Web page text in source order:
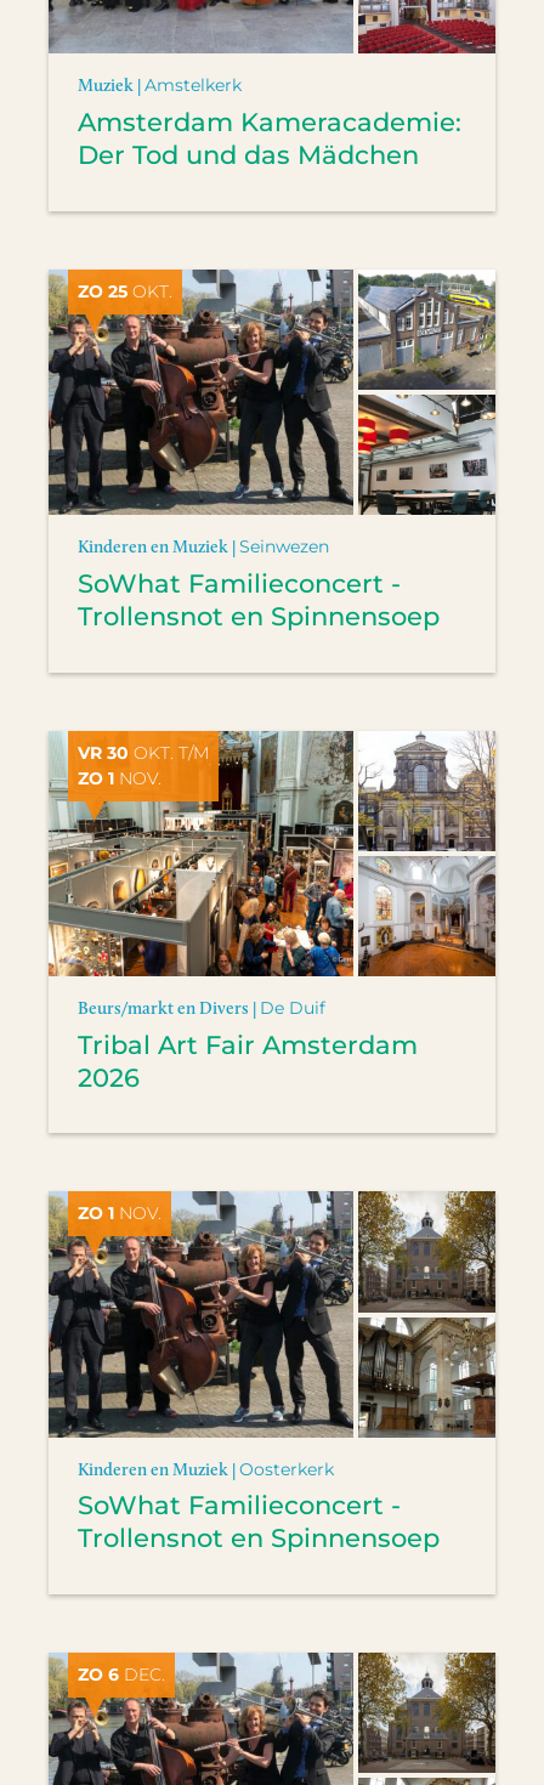
Muziek |Amstelkerk
Amsterdam Kameracademie:
Der Tod und das Mädchen
ZO 25 OKT.
Kinderen en Muziek |Seinwezen
SoWhat Familieconcert -
Trollensnot en Spinnensoep
VR 30 OKT. T/M
ZO 1 NOV.
Beurs/markt en Divers | De Duif
Tribal Art Fair Amsterdam
2026
ZO 1 NOV.
Kinderen en Muziek |Oosterkerk
SoWhat Familieconcert -
Trollensnot en Spinnensoep
ZO 6 DEC.